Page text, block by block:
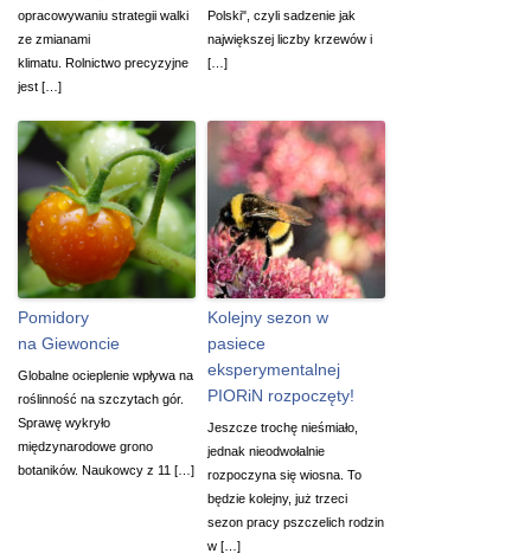
opracowywaniu strategii walki
ze zmianami
klimatu. Rolnictwo precyzyjne
jest […]
Polski", czyli sadzenie jak
największej liczby krzewów i
[…]
Pomidory
na Giewoncie
Globalne ocieplenie wpływa na
roślinność na szczytach gór.
Sprawę wykryło
międzynarodowe grono
botaników. Naukowcy z 11 […]
Kolejny sezon w
pasiece
eksperymentalnej
PIORiN rozpoczęty!
Jeszcze trochę nieśmiało,
jednak nieodwołalnie
rozpoczyna się wiosna. To
będzie kolejny, już trzeci
sezon pracy pszczelich rodzin
w […]